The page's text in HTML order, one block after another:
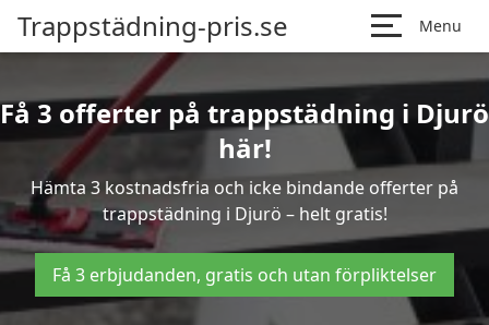
Trappstädning-pris.se Menu
Få 3 offerter på trappstädning i Djurö
här!
Hämta 3 kostnadsfria och icke bindande offerter på
trappstädning i Djurö – helt gratis!
Få 3 erbjudanden, gratis och utan förpliktelser